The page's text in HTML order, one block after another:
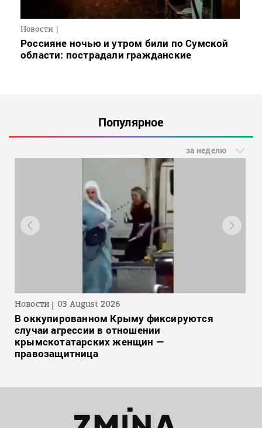
Новости
Россияне ночью и утром били по Сумской
области: пострадали гражданские
Популярное
за неделю
Новости 03 August 2026
В оккупированном Крыму фиксируются
случаи агрессии в отношении
крымскотатарских женщин —
правозащитница